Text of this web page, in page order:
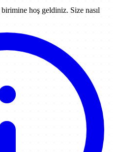
birimine hoş geldiniz. Size nasıl